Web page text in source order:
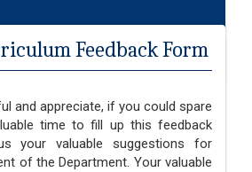
Feedback Form
and appreciate, if you could spare
time to fill up this feedback
your valuable suggestions for
of the Department. Your valuable